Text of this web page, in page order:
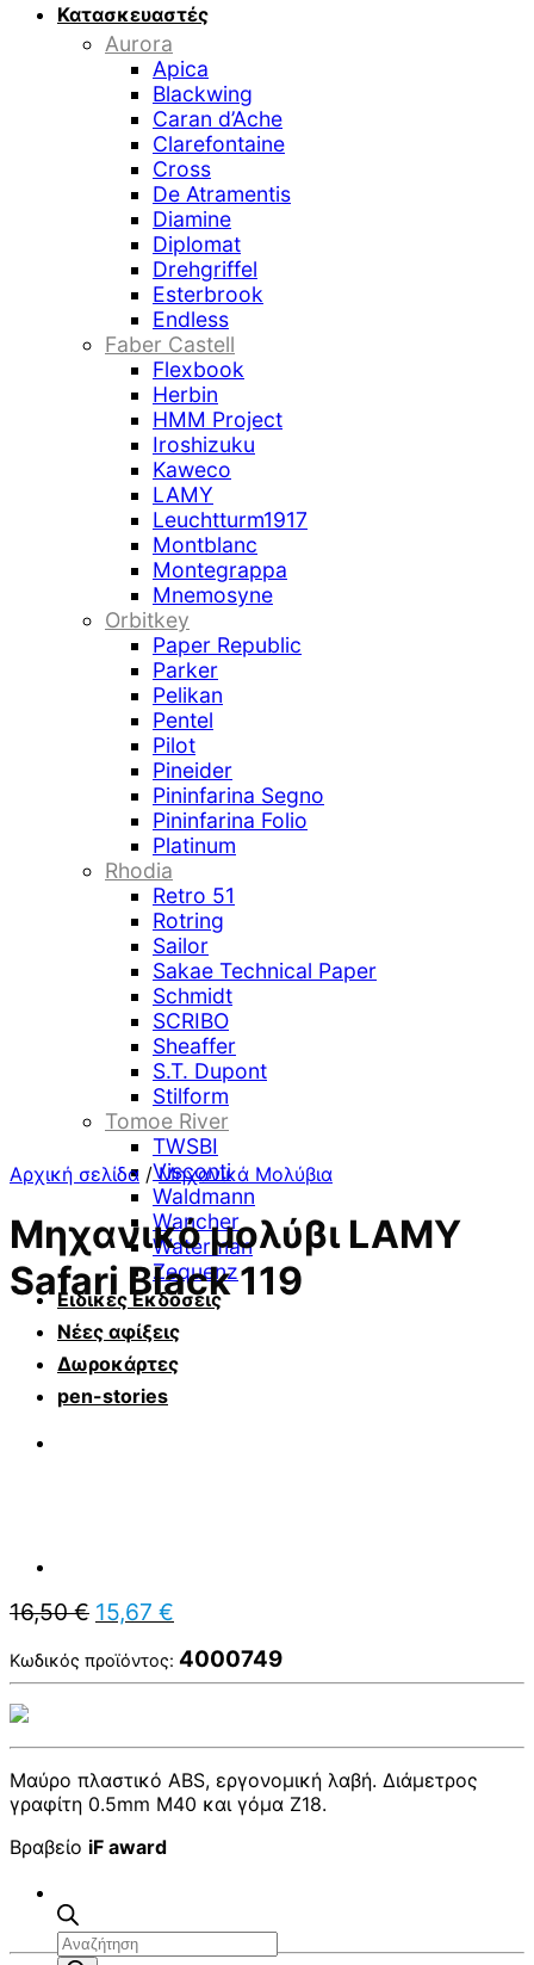
Κατασκευαστές
Aurora
Apica
Blackwing
Caran d’Ache
Clarefontaine
Cross
De Atramentis
Diamine
Diplomat
Drehgriffel
Esterbrook
Endless
Faber Castell
Flexbook
Herbin
HMM Project
Iroshizuku
Kaweco
LAMY
Leuchtturm1917
Montblanc
Montegrappa
Mnemosyne
Orbitkey
Paper Republic
Parker
Pelikan
Pentel
Pilot
Pineider
Pininfarina Segno
Pininfarina Folio
Platinum
Rhodia
Retro 51
Rotring
Sailor
Sakae Technical Paper
Schmidt
SCRIBO
Sheaffer
S.T. Dupont
Stilform
Tomoe River
TWSBI
Visconti
Waldmann
Wancher
Waterman
Zequenz
Ειδικές Εκδόσεις
Νέες αφίξεις
Δωροκάρτες
pen-stories
Αναζήτηση
Αρχική σελίδα / Μηχανικά Μολύβια
Μηχανικό μολύβι LAMY
Safari Black 119
16,50€ Original
price
was:
16,50 €.
15,67 €
τιμή
είναι:
Κωδικός προϊόντος: 4000749
Μαύρο πλαστικό ABS, εργονομική λαβή. Διάμετρος
γραφίτη 0.5mm M40 και γόμα Z18.
Βραβείο iF award